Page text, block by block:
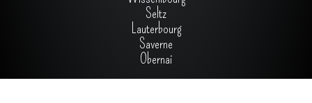
Seltz
Lauterbourg
Saverne
Obernai